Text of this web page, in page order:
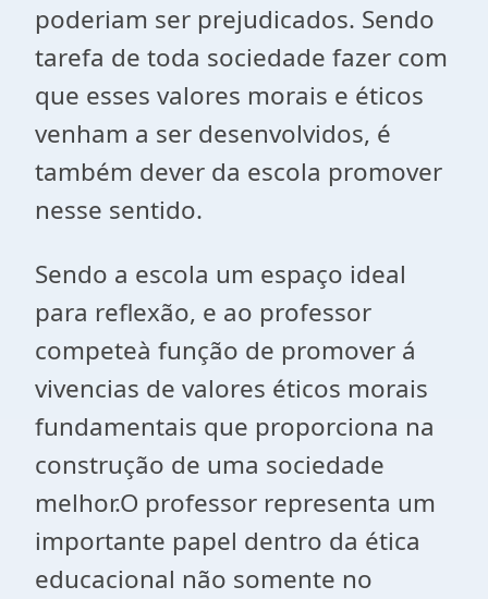
poderiam ser prejudicados. Sendo
tarefa de toda sociedade fazer com
que esses valores morais e éticos
venham a ser desenvolvidos, é
também dever da escola promover
nesse sentido.
Sendo a escola um espaço ideal
para reflexão, e ao professor
competeà função de promover á
vivencias de valores éticos morais
fundamentais que proporciona na
construção de uma sociedade
melhor.O professor representa um
importante papel dentro da ética
educacional não somente no